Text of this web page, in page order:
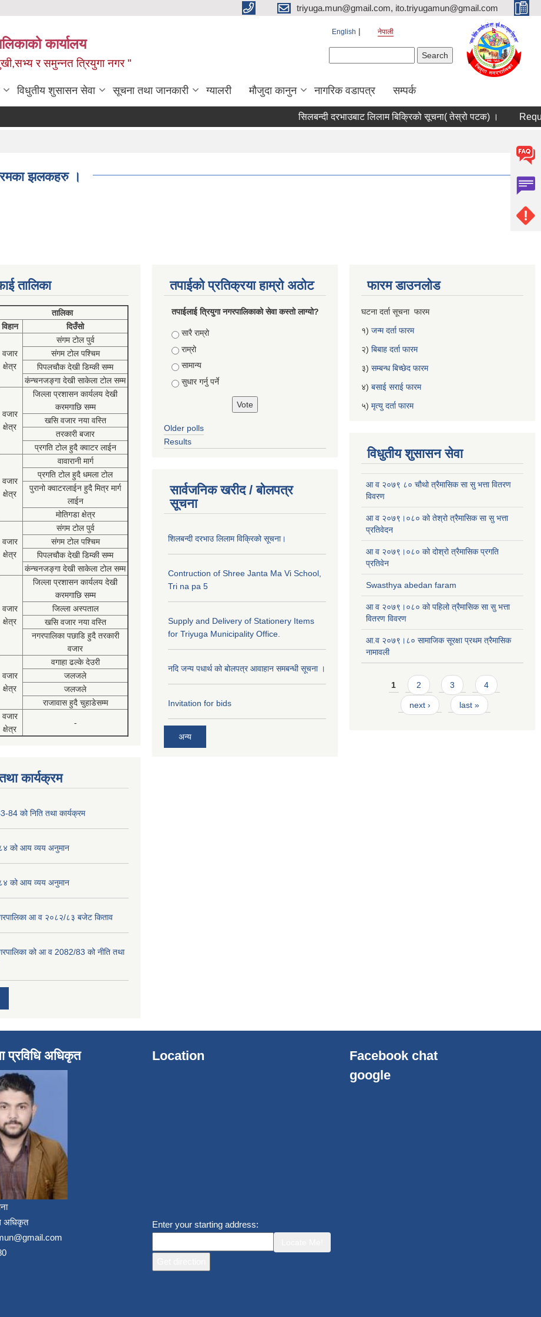
triyuga.mun@gmail.com, ito.triyugamun@gmail.com
कार्यालय
र समुन्नत त्रियुगा नगर "
English नेपाली
विधुतीय शुसासन सेवा सूचना तथा जानकारी ग्यालरी मौजुदा कानुन नागरिक वडापत्र सम्पर्क
सिलबन्दी दरभाउबाट लिलाम बिक्रिको सूचना( तेस्रो पटक) ।
झलकहरु ।
तालिका
तालिका
विहान
दिउँसो
वजार
क्षेत्र
संगम टोल पुर्व
संगम टोल पश्चिम
पिपलचौक देखी डिम्की सम्म
कंन्चनजङ्गा देखी साकेला टोल सम्म
वजार
क्षेत्र
जिल्ला प्रशासन कार्यलय देखी
करमगाछि सम्म
खसि वजार नया वस्ति
तरकारी बजार
प्रगति टोल हुदै क्वाटर लाईन
वजार
क्षेत्र
वावारानी मार्ग
प्रगति टोल हुदै धमला टोल
पुरानो क्वाटरलाईन हुदै मित्र मार्ग
लाईन
मोतिगडा क्षेत्र
वजार
क्षेत्र
संगम टोल पुर्व
संगम टोल पश्चिम
पिपलचौक देखी डिम्की सम्म
कंन्चनजङ्गा देखी साकेला टोल सम्म
वजार
क्षेत्र
जिल्ला प्रशासन कार्यलय देखी
करमगाछि सम्म
जिल्ला अस्पताल
खसि वजार नया वस्ति
नगरपालिका पछाडि हुदै तरकारी
वजार
वजार
क्षेत्र
वगाहा ढल्के देउरी
जलजले
जलजले
राजावास हुदै चुहाडेसम्म
वजार
क्षेत्र
-
कार्यक्रम
84 को निति तथा कार्यक्रम
को आय व्यय अनुमान
को आय व्यय अनुमान
आ व २०८२/८३ बजेट किताव
को आ व 2082/83 को नीति तथा
तपाईको प्रतिक्रया हाम्रो अठोट
तपाईलाई त्रियुगा नगरपालिकाको सेवा कस्तो लाग्यो?
Choices
सारै राम्रो
राम्रो
सामान्य
सुधार गर्नु पर्ने
Older polls
Results
सार्वजनिक खरीद / बोलपत्र
सूचना
शिलबन्दी दरभाउ लिलाम विक्रिको सूचना।
Contruction of Shree Janta Ma Vi School,
Tri na pa 5
Supply and Delivery of Stationery Items
for Triyuga Municipality Office.
नदि जन्य पधार्थ को बोलपत्र आवाहान समबन्धी सूचना ।
Invitation for bids
अन्य
फारम डाउनलोड
घटना दर्ता सूचना फारम
१) जन्म दर्ता फारम
२) बिबाह दर्ता फारम
३) सम्बन्ध बिच्छेद फारम
४) बसाई सराई फारम
५) मृत्यु दर्ता फारम
विधुतीय शुसासन सेवा
आ व २०७९ ८० चौथो त्रैमासिक सा सु भत्ता वितरण
विवरण
आ व २०७९।०८० को तेश्रो त्रैमासिक सा सु भत्ता
प्रतिवेदन
आ व २०७९।०८० को दोश्रो त्रैमासिक प्रगति
प्रतिवेन
Swasthya abedan faram
आ व २०७९।०८० को पहिलो त्रैमासिक सा सु भत्ता
वितरण विवरण
आ.व २०७९।८० सामाजिक सूरक्षा प्रथम त्रैमासिक
नामावली
Pages
1 2 3 4
next › last »
प्रविधि अधिकृत
अधिकृत
Location
Enter your starting address:
Facebook chat
google